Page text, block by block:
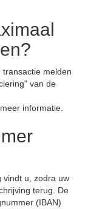
melden
van de
informatie.
vindt u, zodra uw
terug. De
(IBAN)